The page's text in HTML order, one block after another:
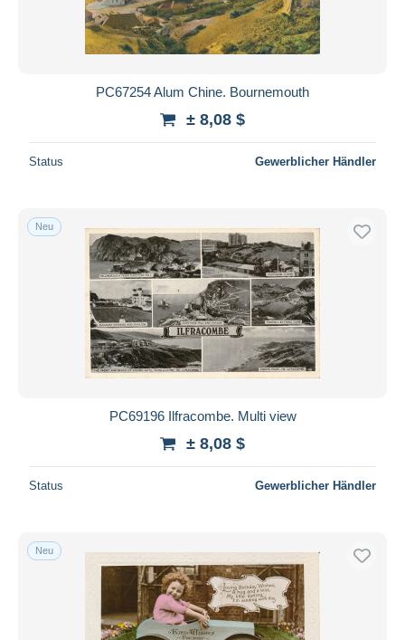
PC67254 Alum Chine. Bournemouth
± 8,08 $
Status Gewerblicher Händler
Neu
PC69196 Ilfracombe. Multi view
± 8,08 $
Status Gewerblicher Händler
Neu